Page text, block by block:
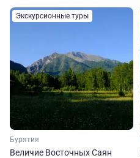
Экскурсионные туры
Бурятия
Величие Восточных Саян